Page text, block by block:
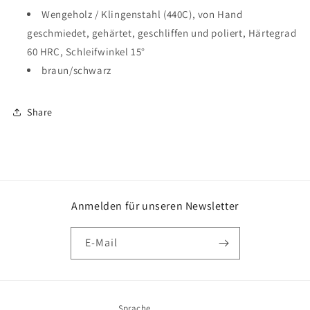
Wengeholz / Klingenstahl (440C), von Hand
geschmiedet, gehärtet, geschliffen und poliert, Härtegrad
60 HRC, Schleifwinkel 15°
braun/schwarz
Share
Anmelden für unseren Newsletter
E-Mail